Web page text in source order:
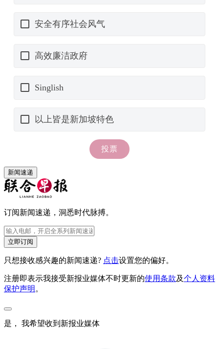
新闻速递
订阅新闻速递，洞悉时代脉搏。
立即订阅
只想接收感兴趣的新闻速递? 点击设置您的偏好。
注册即表示我接受新报业媒体不时更新的使用条款及个人资料
保护声明 。
是， 我希望收到新报业媒体